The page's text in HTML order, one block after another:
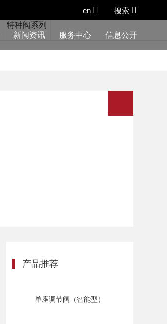
搜索
en
新闻资讯 服务中心 信息公开
特种阀系列
产品推荐
单座调节阀（智能型）